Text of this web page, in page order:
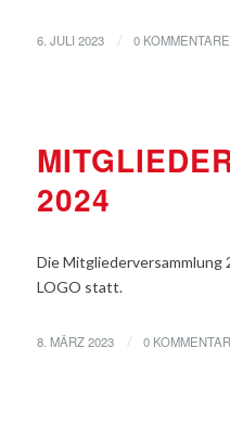
6. JULI 2023 / 0 KOMMENTARE
2024
Die Mitgliederversammlung
LOGO statt.
8. MÄRZ 2023 / 0